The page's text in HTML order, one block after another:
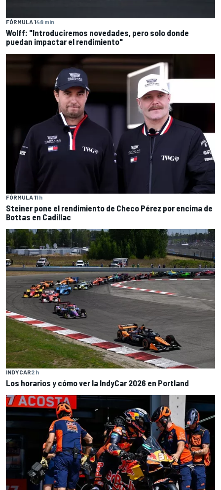
FÓRMULA 148 min
Wolff: "Introduciremos novedades, pero solo donde
puedan impactar el rendimiento"
FÓRMULA 11 h
Steiner pone el rendimiento de Checo Pérez por encima de
Bottas en Cadillac
INDYCAR2 h
Los horarios y cómo ver la IndyCar 2026 en Portland